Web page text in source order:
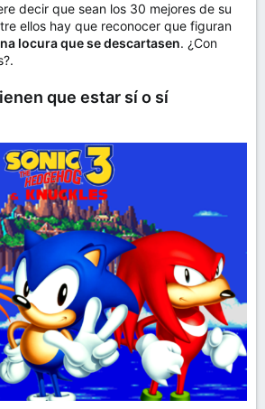
decir que sean los 30 mejores de su
ellos hay que reconocer que figuran
locura que se descartasen. ¿Con
que estar sí o sí